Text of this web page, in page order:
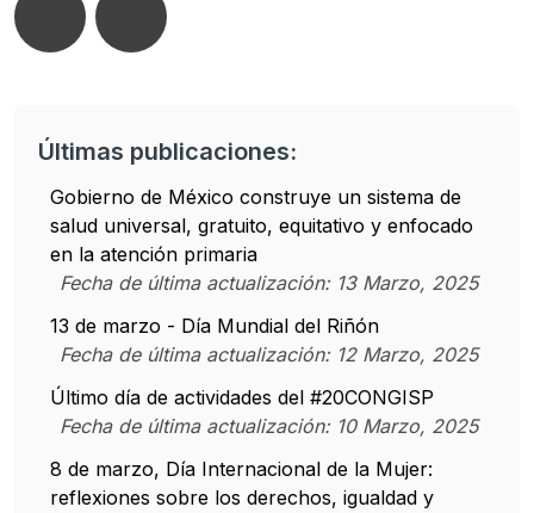
Últimas publicaciones:
Gobierno de México construye un sistema de
salud universal, gratuito, equitativo y enfocado
en la atención primaria
Fecha de última actualización: 13 Marzo, 2025
13 de marzo - Día Mundial del Riñón
Fecha de última actualización: 12 Marzo, 2025
Último día de actividades del #20CONGISP
Fecha de última actualización: 10 Marzo, 2025
8 de marzo, Día Internacional de la Mujer:
reflexiones sobre los derechos, igualdad y